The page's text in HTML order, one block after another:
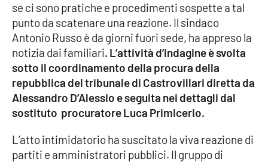
Sanità
Società
Sport
Good Morning Vietnam
se ci sono pratiche e procedimenti sospette a tal
punto da scatenare una reazione. Il sindaco
Antonio Russo è da giorni fuori sede, ha appreso la
notizia dai familiari. L’attività d’indagine è svolta
sotto il coordinamento della procura della
repubblica del tribunale di Castrovillari diretta da
Alessandro D’Alessio e seguita nei dettagli dal
sostituto procuratore Luca Primicerio.
L’atto intimidatorio ha suscitato la viva reazione di
partiti e amministratori pubblici. Il gruppo di